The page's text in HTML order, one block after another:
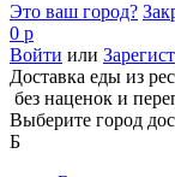
Это ваш город?
0 р
Войти или
Доставка еды из
без наценок и
Выберите город
Б